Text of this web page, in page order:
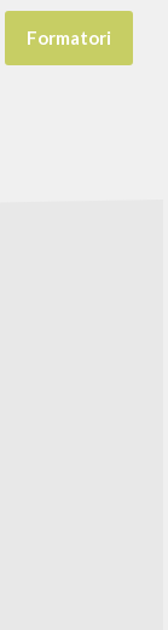
Formatori